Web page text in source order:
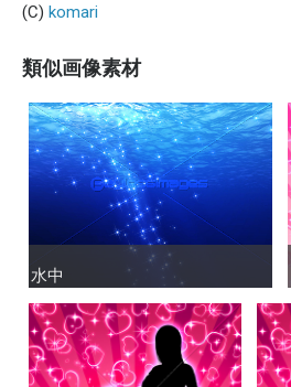
(C) komari
類似画像素材
水中
水中